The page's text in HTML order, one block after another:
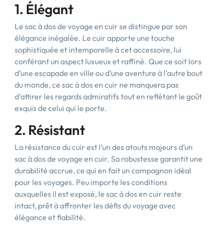
1. Élégant
Le sac à dos de voyage en cuir se distingue par son
élégance inégalée. Le cuir apporte une touche
sophistiquée et intemporelle à cet accessoire, lui
conférant un aspect luxueux et raffiné. Que ce soit lors
d’une escapade en ville ou d’une aventure à l’autre bout
du monde, ce sac à dos en cuir ne manquera pas
d’attirer les regards admiratifs tout en reflétant le goût
exquis de celui qui le porte.
2. Résistant
La résistance du cuir est l’un des atouts majeurs d’un
sac à dos de voyage en cuir. Sa robustesse garantit une
durabilité accrue, ce qui en fait un compagnon idéal
pour les voyages. Peu importe les conditions
auxquelles il est exposé, le sac à dos en cuir reste
intact, prêt à affronter les défis du voyage avec
élégance et fiabilité.